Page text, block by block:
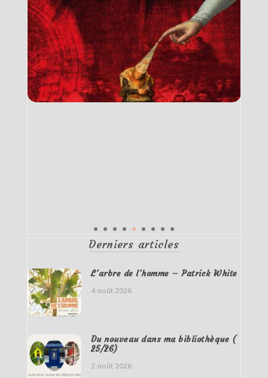
Derniers articles
L’arbre de l’homme – Patrick White
4 août 2026
Du nouveau dans ma bibliothèque (
25/26)
2 août 2026